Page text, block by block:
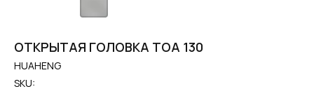
ОТКРЫТАЯ ГОЛОВКА TОA 130
HUAHENG
SKU: